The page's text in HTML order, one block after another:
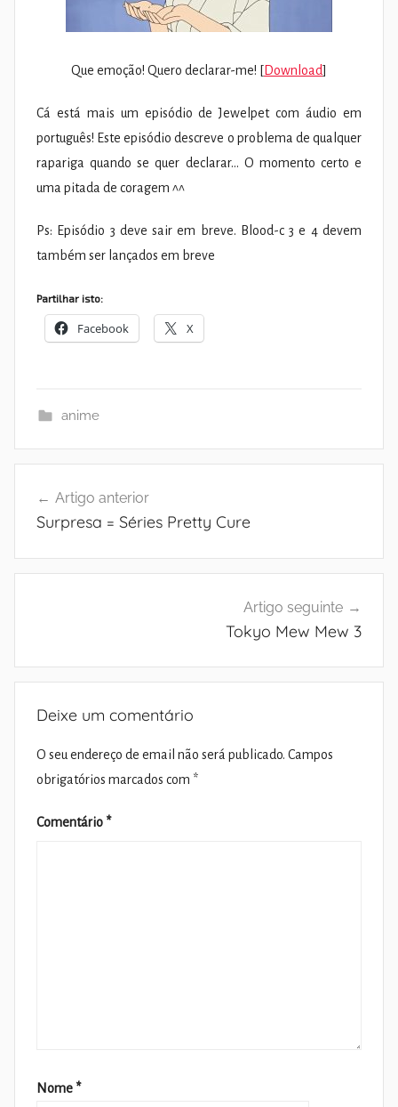
Que emoção! Quero declarar-me! [Download]
Cá está mais um episódio de Jewelpet com áudio em
português! Este episódio descreve o problema de qualquer
rapariga quando se quer declarar… O momento certo e
uma pitada de coragem ^^
Ps: Episódio 3 deve sair em breve. Blood-c 3 e 4 devem
também ser lançados em breve
Partilhar isto:
Facebook X
anime
de
Artigo anterior
Surpresa = Séries Pretty Cure
Artigo seguinte
Tokyo Mew Mew 3
Deixe um comentário
O seu endereço de email não será publicado. Campos
obrigatórios marcados com *
Comentário *
Nome *